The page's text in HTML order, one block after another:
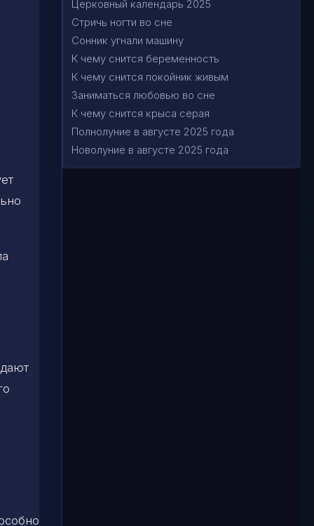
Церковный календарь 2025
Стричь ногти во сне
Сонник угнали машину
К чему снится беременность
К чему снится покойник живым
Заниматься любовью во сне
К чему снится крыса серая
Полнолуние в августе 2025 года
Новолуние в августе 2025 года